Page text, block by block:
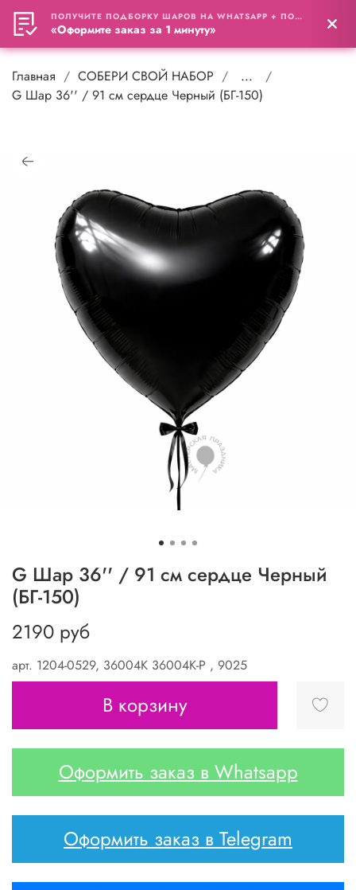
0
Главная СОБЕРИ СВОЙ НАБОР
...
G Шар 36'' / 91 см сердце Черный (БГ-150)
арт. 1204-0529, 36004K 36004K-P , 9025
G Шар 36'' / 91 см сердце Черный
(БГ-150)
2190 руб
В корзину
Оформить заказ в Whatsapp
Оформить заказ в Telegram
ПОЛУЧИТЕ ПОДБОРКУ ШАРОВ НА WHATSAPP + ПОДАРОК
«Оформите заказ за 1 минуту»